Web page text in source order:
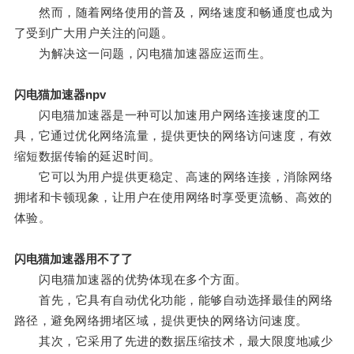
然而，随着网络使用的普及，网络速度和畅通度也成为
了受到广大用户关注的问题。
为解决这一问题，闪电猫加速器应运而生。
闪电猫加速器npv
闪电猫加速器是一种可以加速用户网络连接速度的工
具，它通过优化网络流量，提供更快的网络访问速度，有效
缩短数据传输的延迟时间。
它可以为用户提供更稳定、高速的网络连接，消除网络
拥堵和卡顿现象，让用户在使用网络时享受更流畅、高效的
体验。
闪电猫加速器用不了了
闪电猫加速器的优势体现在多个方面。
首先，它具有自动优化功能，能够自动选择最佳的网络
路径，避免网络拥堵区域，提供更快的网络访问速度。
其次，它采用了先进的数据压缩技术，最大限度地减少